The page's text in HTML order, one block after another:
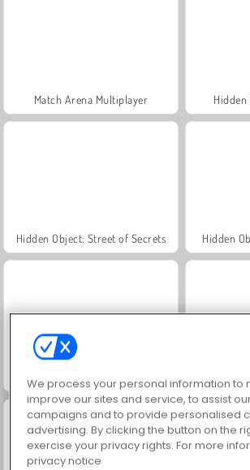
Match Arena Multiplayer
Hidden Object: Street of Secrets Hidden
We process your personal information to
improve our sites and service, to assist
campaigns and to provide personalised
advertising. By clicking the button on the
exercise your privacy rights. For more
privacy notice